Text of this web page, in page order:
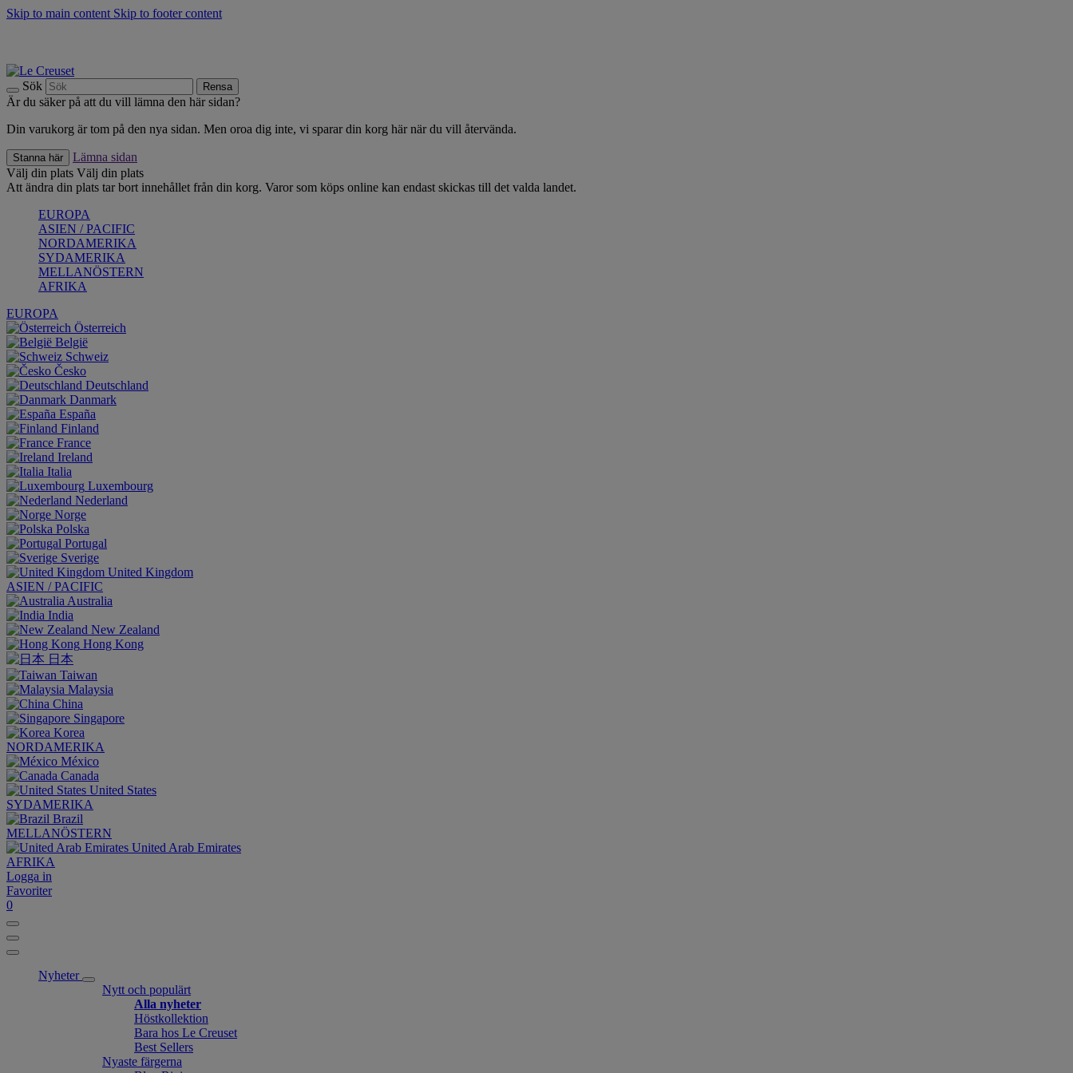
Skip to main content Skip to footer content
Sök Rensa
Är du säker på att du vill lämna den här sidan?
Din varukorg är tom på den nya sidan. Men oroa dig inte, vi sparar din korg här när du vill återvända.
Stanna här
Lämna sidan
Välj din plats Välj din plats
Att ändra din plats tar bort innehållet från din korg. Varor som köps online kan endast skickas till det valda landet.
EUROPA
ASIEN / PACIFIC
NORDAMERIKA
SYDAMERIKA
MELLANÖSTERN
AFRIKA
EUROPA
Österreich
België
Schweiz
Česko
Deutschland
Danmark
España
Finland
France
Ireland
Italia
Luxembourg
Nederland
Norge
Polska
Portugal
Sverige
United Kingdom
ASIEN / PACIFIC
Australia
India
New Zealand
Hong Kong
日本
Taiwan
Malaysia
China
Singapore
Korea
NORDAMERIKA
México
Canada
United States
SYDAMERIKA
Brazil
MELLANÖSTERN
United Arab Emirates
AFRIKA
Logga in
Favoriter
0
Nyheter
Nytt och populärt
Alla nyheter
Höstkollektion
Bara hos Le Creuset
Best Sellers
Nyaste färgerna